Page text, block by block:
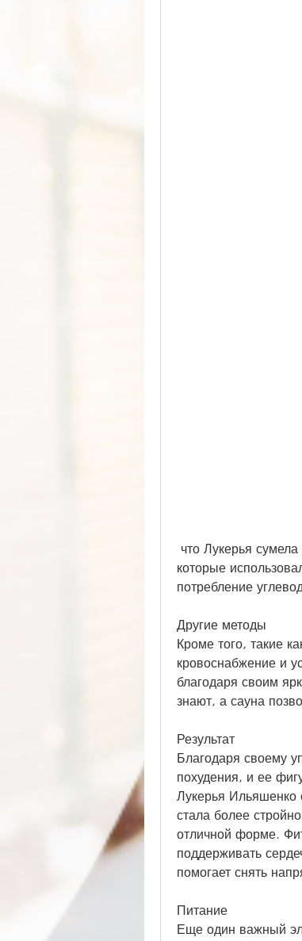
которые
потребление
Другие методы
Кроме того, такие
кровоснабжение и
благодаря своим
знают, а сауна
Результат
Благодаря своему
похудения, и ее
Лукерья Ильяшенко
стала более
отличной форме.
поддерживать
помогает снять
Питание
Еще один важный